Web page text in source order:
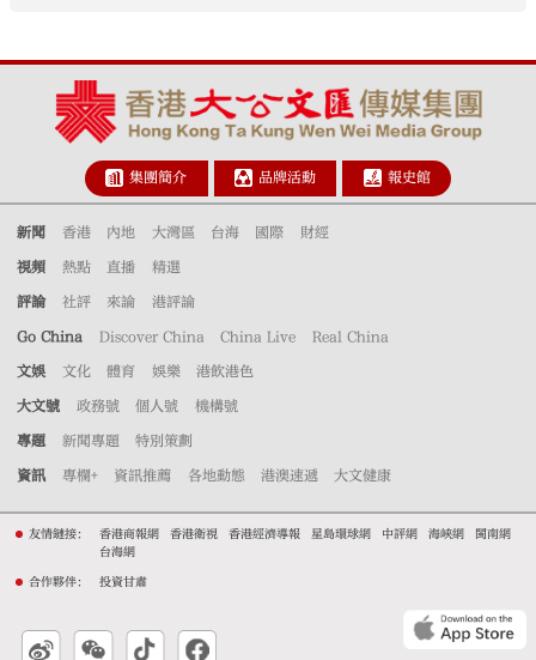
集團簡介 品牌活動 報史館
新聞 香港 內地 大灣區 台海 國際 財經
視頻 熱點 直播 精選
評論 社評 來論 港評論
Go China Discover China China Live Real China
文娛 文化 體育 娛樂 港飲港色
大文號 政務號 個人號 機構號
專題 新聞專題 特別策劃
資訊 專欄+ 資訊推薦 各地動態 港澳速遞 大文健康
友情鏈接： 香港商報網 香港衛視 香港經濟導報 星島環球網 中評網 海峽網
閩南網
台海網
合作夥伴： 投資甘肅